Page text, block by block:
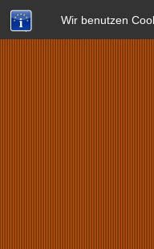
Wir benutzen